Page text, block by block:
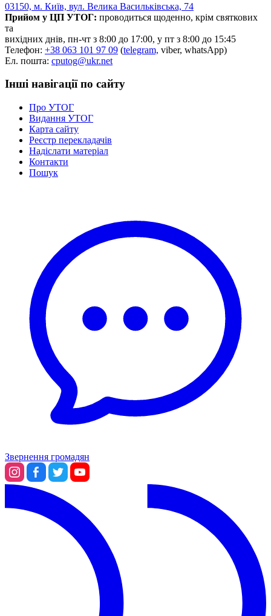
03150, м. Київ, вул. Велика Васильківська, 74
Прийом у ЦП УТОГ: проводиться щоденно, крім святкових
та
вихідних днів, пн-чт з 8:00 до 17:00, у пт з 8:00 до 15:45
Телефон: +38 063 101 97 09 (telegram, viber, whatsApp)
Ел. пошта: cputog@ukr.net
Інші навігації по сайту
Про УТОГ
Видання УТОГ
Карта сайту
Реєстр перекладачів
Надіслати матеріал
Контакти
Пошук
Звернення громадян